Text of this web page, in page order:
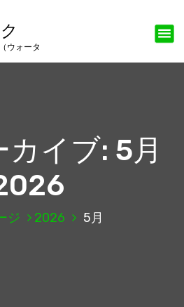
カイブ: 5月
ジ 2026 5月